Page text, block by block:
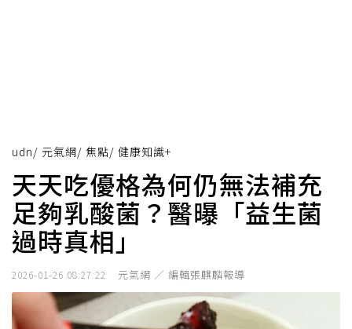
udn/ 元氣網/ 焦點/ 健康知識+
天天吃優格為何仍無法補充
足夠乳酸菌？醫曝「益生菌
過時真相」
2026-01-26 08:27:22 元氣網 ／ 編輯張麒麟報導